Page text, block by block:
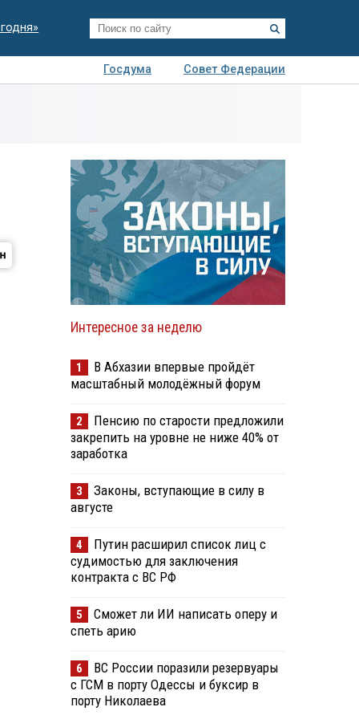
Госдума
Совет Федерации
Интересное за неделю
1
В Абхазии впервые пройдёт
масштабный молодёжный форум
2
Пенсию по старости предложили
закрепить на уровне не ниже 40% от
заработка
3
Законы, вступающие в силу в
августе
4
Путин расширил список лиц с
судимостью для заключения
контракта с ВС РФ
5
Сможет ли ИИ написать оперу и
спеть арию
6
ВС России поразили резервуары
с ГСМ в порту Одессы и буксир в
порту Николаева